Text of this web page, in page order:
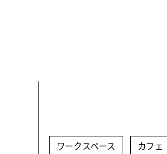
ワークスペース カフェ